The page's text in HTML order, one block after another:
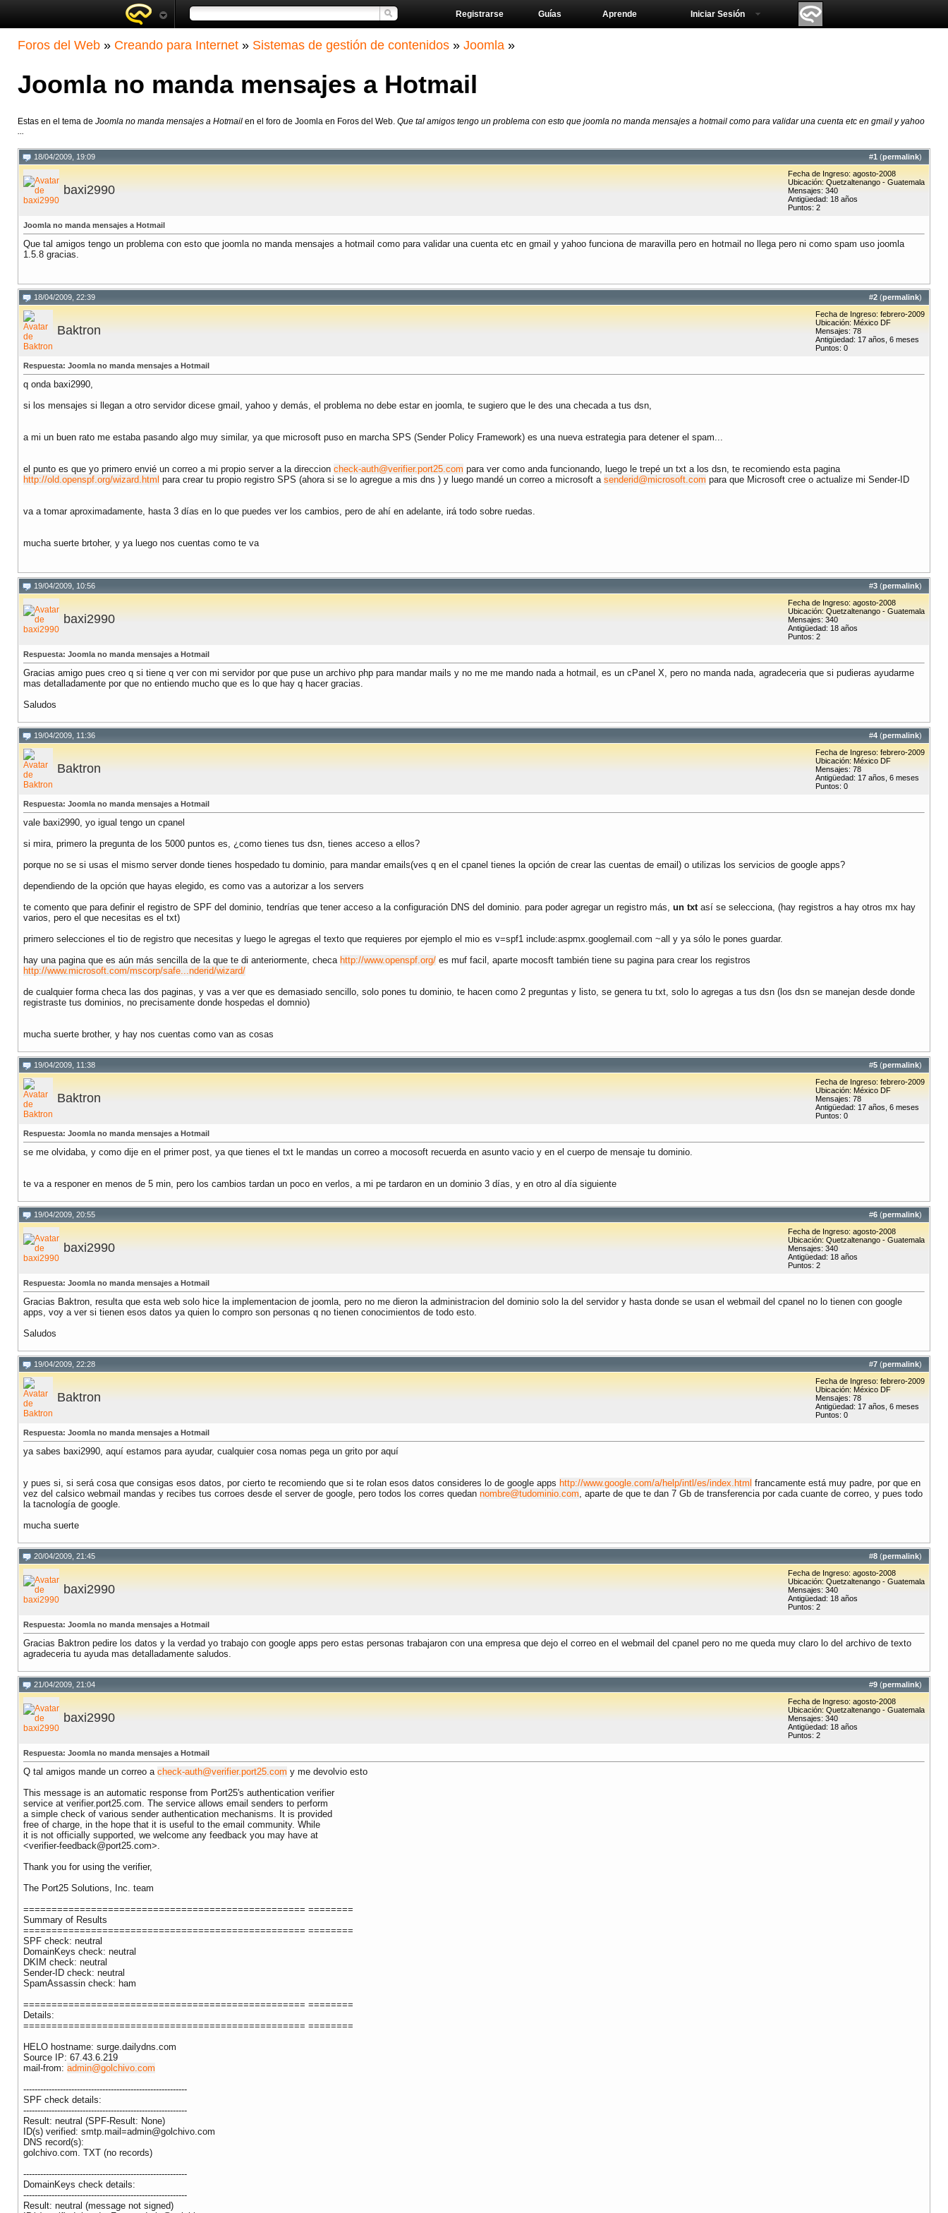
Aprende
Guías
Registrarse Iniciar Sesión
Foros del Web » Creando para Internet » Sistemas de gestión de contenidos » Joomla »
Joomla no manda mensajes a Hotmail
Estas en el tema de Joomla no manda mensajes a Hotmail en el foro de Joomla en Foros del Web. Que tal amigos tengo un problema con esto que joomla no manda mensajes a hotmail como para validar una cuenta etc en gmail y yahoo
...
#1 (permalink)
18/04/2009, 19:09
baxi2990
Fecha de Ingreso: agosto-2008
Ubicación: Quetzaltenango - Guatemala
Mensajes: 340
Antigüedad: 18 años
Puntos: 2
Joomla no manda mensajes a Hotmail
Que tal amigos tengo un problema con esto que joomla no manda mensajes a hotmail como para validar una cuenta etc en gmail y yahoo funciona de maravilla pero en hotmail no llega pero ni como spam uso joomla
1.5.8 gracias.
#2 (permalink)
18/04/2009, 22:39
Baktron
Fecha de Ingreso: febrero-2009
Ubicación: México DF
Mensajes: 78
Antigüedad: 17 años, 6 meses
Puntos: 0
Respuesta: Joomla no manda mensajes a Hotmail
q onda baxi2990,
si los mensajes si llegan a otro servidor dicese gmail, yahoo y demás, el problema no debe estar en joomla, te sugiero que le des una checada a tus dsn,
a mi un buen rato me estaba pasando algo muy similar, ya que microsoft puso en marcha SPS (Sender Policy Framework) es una nueva estrategia para detener el spam...
el punto es que yo primero envié un correo a mi propio server a la direccion check-auth@verifier.port25.com para ver como anda funcionando, luego le trepé un txt a los dsn, te recomiendo esta pagina
http://old.openspf.org/wizard.html para crear tu propio registro SPS (ahora si se lo agregue a mis dns ) y luego mandé un correo a microsoft a senderid@microsoft.com para que Microsoft cree o actualize mi Sender-ID
va a tomar aproximadamente, hasta 3 días en lo que puedes ver los cambios, pero de ahí en adelante, irá todo sobre ruedas.
mucha suerte brtoher, y ya luego nos cuentas como te va
#3 (permalink)
19/04/2009, 10:56
baxi2990
Fecha de Ingreso: agosto-2008
Ubicación: Quetzaltenango - Guatemala
Mensajes: 340
Antigüedad: 18 años
Puntos: 2
Respuesta: Joomla no manda mensajes a Hotmail
Gracias amigo pues creo q si tiene q ver con mi servidor por que puse un archivo php para mandar mails y no me me mando nada a hotmail, es un cPanel X, pero no manda nada, agradeceria que si pudieras ayudarme
mas detalladamente por que no entiendo mucho que es lo que hay q hacer gracias.
Saludos
#4 (permalink)
19/04/2009, 11:36
Baktron
Fecha de Ingreso: febrero-2009
Ubicación: México DF
Mensajes: 78
Antigüedad: 17 años, 6 meses
Puntos: 0
Respuesta: Joomla no manda mensajes a Hotmail
vale baxi2990, yo igual tengo un cpanel
si mira, primero la pregunta de los 5000 puntos es, ¿como tienes tus dsn, tienes acceso a ellos?
porque no se si usas el mismo server donde tienes hospedado tu dominio, para mandar emails(ves q en el cpanel tienes la opción de crear las cuentas de email) o utilizas los servicios de google apps?
dependiendo de la opción que hayas elegido, es como vas a autorizar a los servers
te comento que para definir el registro de SPF del dominio, tendrías que tener acceso a la configuración DNS del dominio. para poder agregar un registro más, un txtasí se selecciona, (hay registros a hay otros mx hay
varios, pero el que necesitas es el txt)
primero selecciones el tio de registro que necesitas y luego le agregas el texto que requieres por ejemplo el mio es v=spf1 include:aspmx.googlemail.com ~all y ya sólo le pones guardar.
hay una pagina que es aún más sencilla de la que te di anteriormente, checa http://www.openspf.org/ es muf facil, aparte mocosft también tiene su pagina para crear los registros
http://www.microsoft.com/mscorp/safe...nderid/wizard/
de cualquier forma checa las dos paginas, y vas a ver que es demasiado sencillo, solo pones tu dominio, te hacen como 2 preguntas y listo, se genera tu txt, solo lo agregas a tus dsn (los dsn se manejan desde donde
registraste tus dominios, no precisamente donde hospedas el domnio)
mucha suerte brother, y hay nos cuentas como van as cosas
#5 (permalink)
19/04/2009, 11:38
Baktron
Fecha de Ingreso: febrero-2009
Ubicación: México DF
Mensajes: 78
Antigüedad: 17 años, 6 meses
Puntos: 0
Respuesta: Joomla no manda mensajes a Hotmail
se me olvidaba, y como dije en el primer post, ya que tienes el txt le mandas un correo a mocosoft recuerda en asunto vacio y en el cuerpo de mensaje tu dominio.
te va a responer en menos de 5 min, pero los cambios tardan un poco en verlos, a mi pe tardaron en un dominio 3 días, y en otro al día siguiente
#6 (permalink)
19/04/2009, 20:55
baxi2990
Fecha de Ingreso: agosto-2008
Ubicación: Quetzaltenango - Guatemala
Mensajes: 340
Antigüedad: 18 años
Puntos: 2
Respuesta: Joomla no manda mensajes a Hotmail
Gracias Baktron, resulta que esta web solo hice la implementacion de joomla, pero no me dieron la administracion del dominio solo la del servidor y hasta donde se usan el webmail del cpanel no lo tienen con google
apps, voy a ver si tienen esos datos ya quien lo compro son personas q no tienen conocimientos de todo esto.
Saludos
#7 (permalink)
19/04/2009, 22:28
Baktron
Fecha de Ingreso: febrero-2009
Ubicación: México DF
Mensajes: 78
Antigüedad: 17 años, 6 meses
Puntos: 0
Respuesta: Joomla no manda mensajes a Hotmail
ya sabes baxi2990, aquí estamos para ayudar, cualquier cosa nomas pega un grito por aquí
y pues si, si será cosa que consigas esos datos, por cierto te recomiendo que si te rolan esos datos consideres lo de google apps http://www.google.com/a/help/intl/es/index.html francamente está muy padre, por que en
vez del calsico webmail mandas y recibes tus corroes desde el server de google, pero todos los corres quedan nombre@tudominio.com, aparte de que te dan 7 Gb de transferencia por cada cuante de correo, y pues todo
la tacnología de google.
mucha suerte
#8 (permalink)
20/04/2009, 21:45
baxi2990
Fecha de Ingreso: agosto-2008
Ubicación: Quetzaltenango - Guatemala
Mensajes: 340
Antigüedad: 18 años
Puntos: 2
Respuesta: Joomla no manda mensajes a Hotmail
Gracias Baktron pedire los datos y la verdad yo trabajo con google apps pero estas personas trabajaron con una empresa que dejo el correo en el webmail del cpanel pero no me queda muy claro lo del archivo de texto
agradeceria tu ayuda mas detalladamente saludos.
#9 (permalink)
21/04/2009, 21:04
baxi2990
Fecha de Ingreso: agosto-2008
Ubicación: Quetzaltenango - Guatemala
Mensajes: 340
Antigüedad: 18 años
Puntos: 2
Respuesta: Joomla no manda mensajes a Hotmail
Q tal amigos mande un correo a check-auth@verifier.port25.com y me devolvio esto
This message is an automatic response from Port25's authentication verifier
service at verifier.port25.com. The service allows email senders to perform
a simple check of various sender authentication mechanisms. It is provided
free of charge, in the hope that it is useful to the email community. While
it is not officially supported, we welcome any feedback you may have at
<verifier-feedback@port25.com>.
Thank you for using the verifier,
The Port25 Solutions, Inc. team
================================================== ========
Summary of Results
================================================== ========
SPF check: neutral
DomainKeys check: neutral
DKIM check: neutral
Sender-ID check: neutral
SpamAssassin check: ham
================================================== ========
Details:
================================================== ========
HELO hostname: surge.dailydns.com
Source IP: 67.43.6.219
mail-from: admin@golchivo.com
----------------------------------------------------------
SPF check details:
----------------------------------------------------------
Result: neutral (SPF-Result: None)
ID(s) verified: smtp.mail=admin@golchivo.com
DNS record(s):
golchivo.com. TXT (no records)
----------------------------------------------------------
DomainKeys check details:
----------------------------------------------------------
Result: neutral (message not signed)